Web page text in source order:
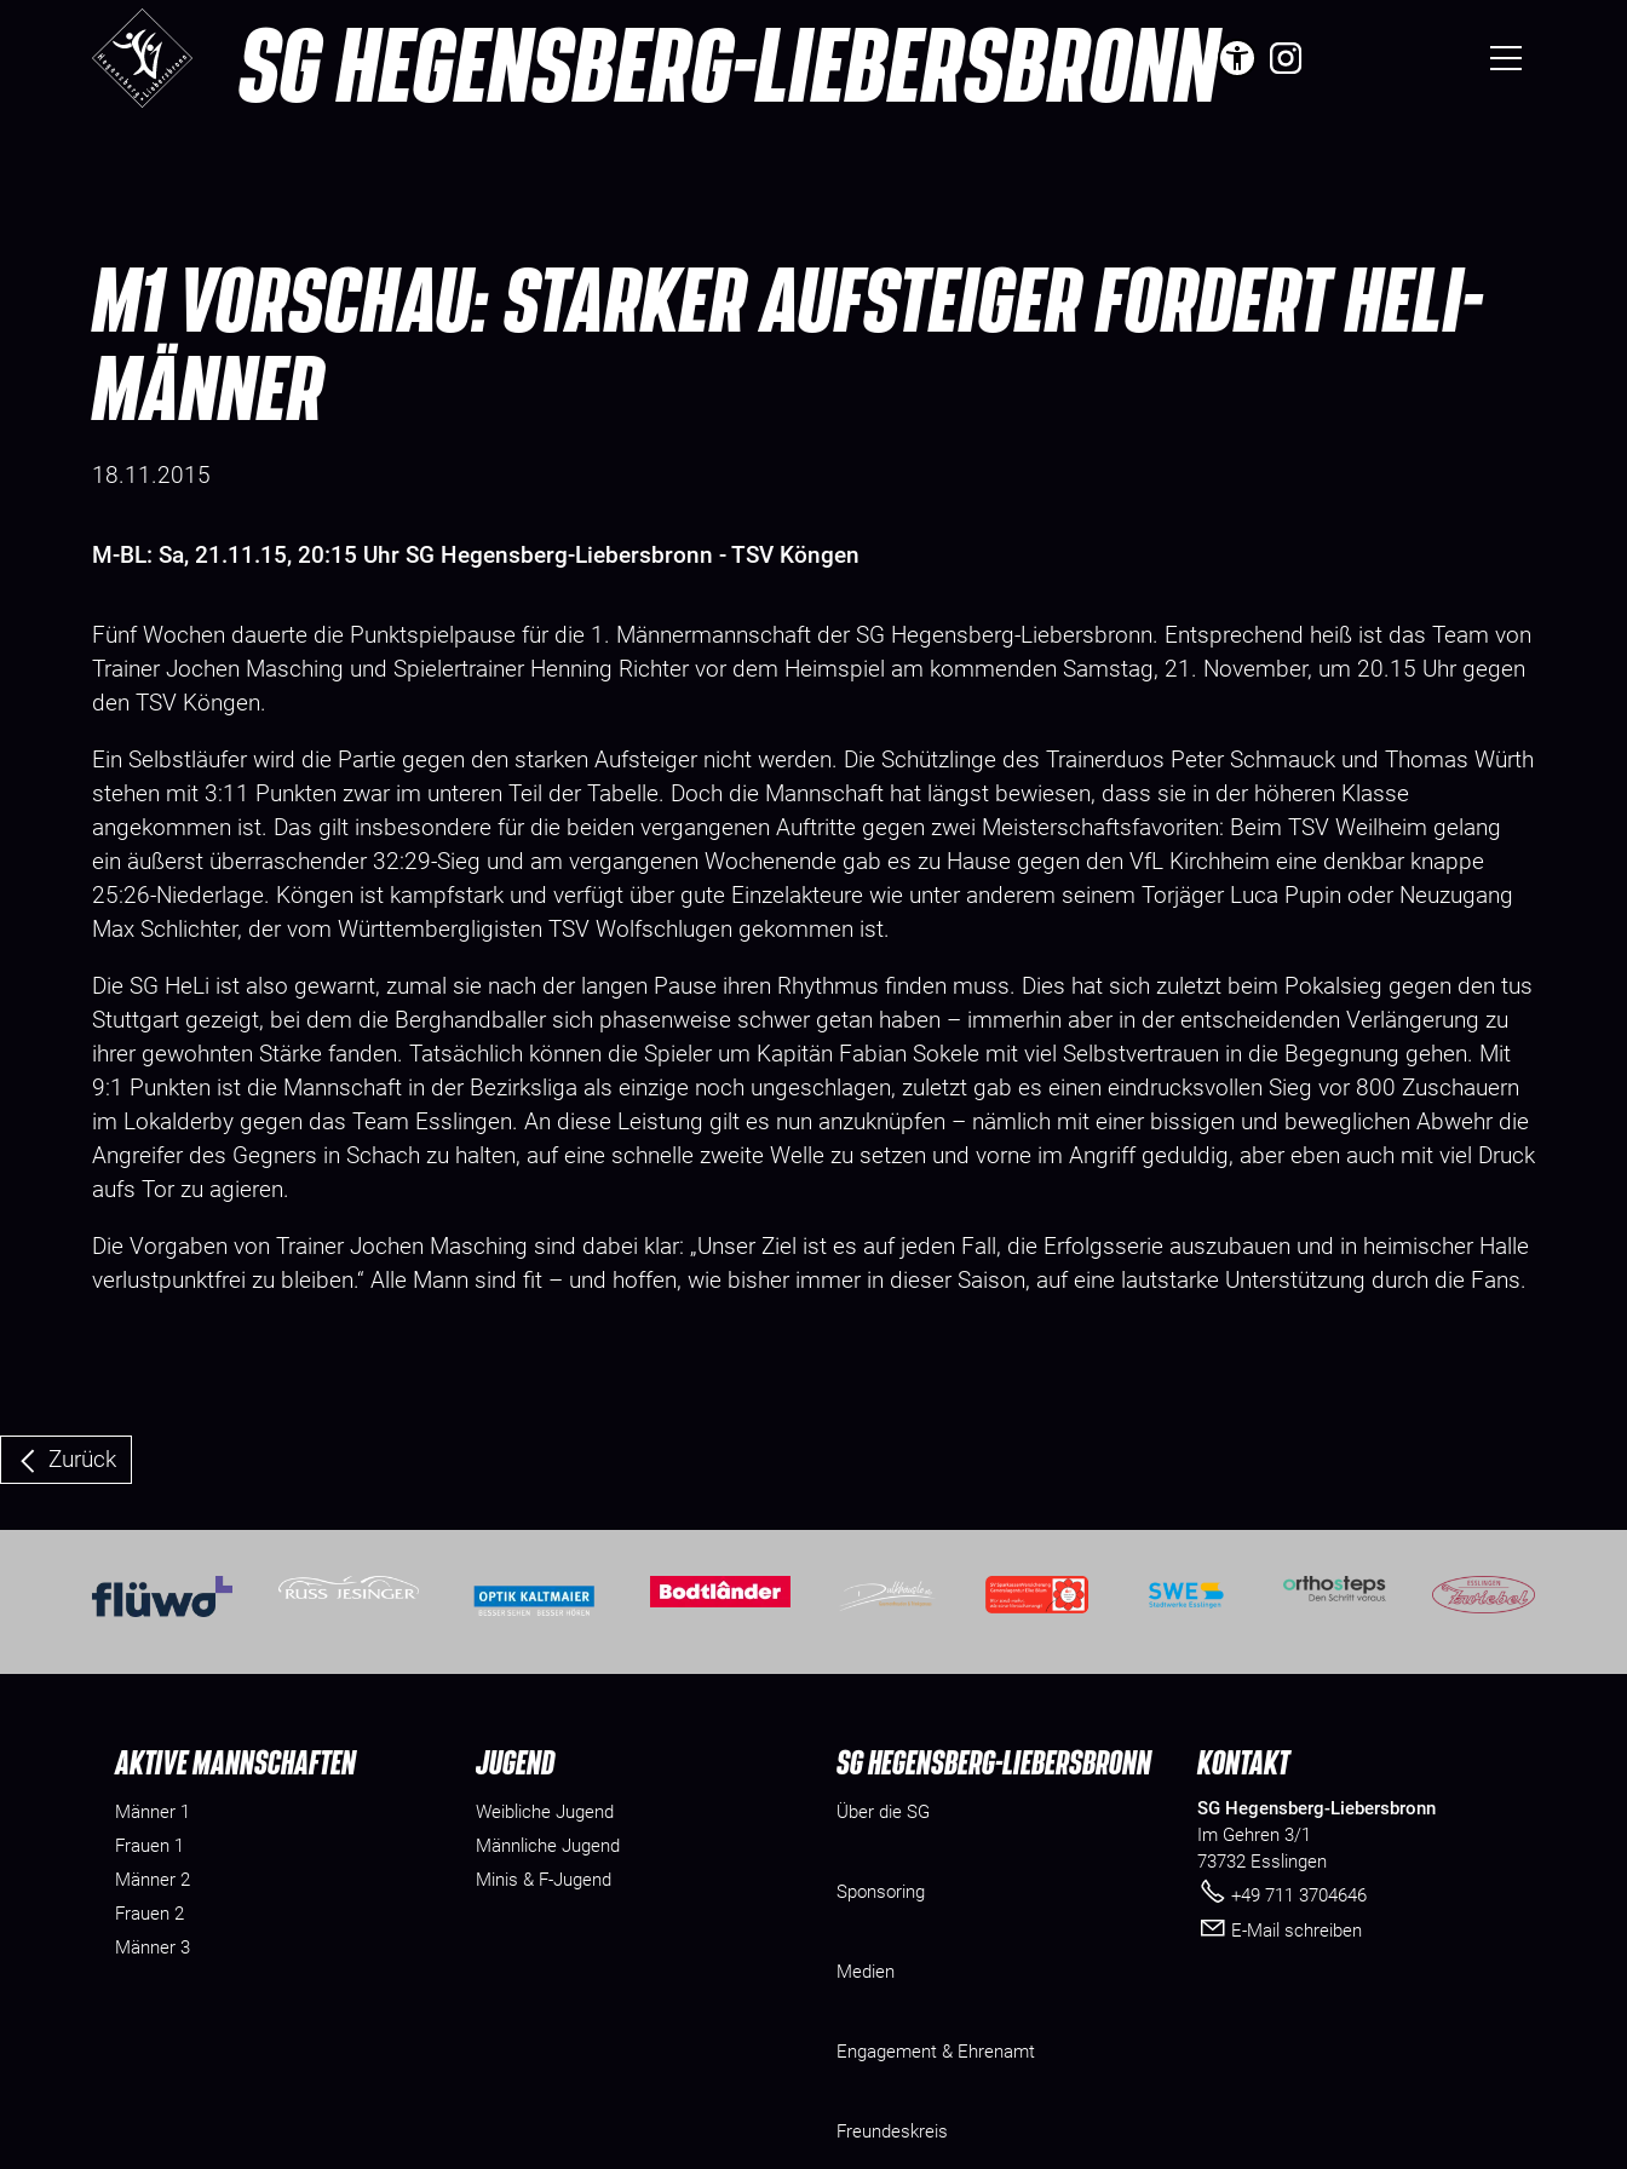
SG HEGENSBERG-LIEBERSBRONN
M1 VORSCHAU: STARKER AUFSTEIGER FORDERT HELI-
MÄNNER
18.11.2015
M-BL: Sa, 21.11.15, 20:15 Uhr SG Hegensberg-Liebersbronn - TSV Köngen
Fünf Wochen dauerte die Punktspielpause für die 1. Männermannschaft der SG Hegensberg-Liebersbronn. Entsprechend heiß ist das Team von
Trainer Jochen Masching und Spielertrainer Henning Richter vor dem Heimspiel am kommenden Samstag, 21. November, um 20.15 Uhr gegen
den TSV Köngen.
Ein Selbstläufer wird die Partie gegen den starken Aufsteiger nicht werden. Die Schützlinge des Trainerduos Peter Schmauck und Thomas Würth
stehen mit 3:11 Punkten zwar im unteren Teil der Tabelle. Doch die Mannschaft hat längst bewiesen, dass sie in der höheren Klasse
angekommen ist. Das gilt insbesondere für die beiden vergangenen Auftritte gegen zwei Meisterschaftsfavoriten: Beim TSV Weilheim gelang
ein äußerst überraschender 32:29-Sieg und am vergangenen Wochenende gab es zu Hause gegen den VfL Kirchheim eine denkbar knappe
25:26-Niederlage. Köngen ist kampfstark und verfügt über gute Einzelakteure wie unter anderem seinem Torjäger Luca Pupin oder Neuzugang
Max Schlichter, der vom Württembergligisten TSV Wolfschlugen gekommen ist.
Die SG HeLi ist also gewarnt, zumal sie nach der langen Pause ihren Rhythmus finden muss. Dies hat sich zuletzt beim Pokalsieg gegen den tus
Stuttgart gezeigt, bei dem die Berghandballer sich phasenweise schwer getan haben – immerhin aber in der entscheidenden Verlängerung zu
ihrer gewohnten Stärke fanden. Tatsächlich können die Spieler um Kapitän Fabian Sokele mit viel Selbstvertrauen in die Begegnung gehen. Mit
9:1 Punkten ist die Mannschaft in der Bezirksliga als einzige noch ungeschlagen, zuletzt gab es einen eindrucksvollen Sieg vor 800 Zuschauern
im Lokalderby gegen das Team Esslingen. An diese Leistung gilt es nun anzuknüpfen – nämlich mit einer bissigen und beweglichen Abwehr die
Angreifer des Gegners in Schach zu halten, auf eine schnelle zweite Welle zu setzen und vorne im Angriff geduldig, aber eben auch mit viel Druck
aufs Tor zu agieren.
Die Vorgaben von Trainer Jochen Masching sind dabei klar: „Unser Ziel ist es auf jeden Fall, die Erfolgsserie auszubauen und in heimischer Halle
verlustpunktfrei zu bleiben.“ Alle Mann sind fit – und hoffen, wie bisher immer in dieser Saison, auf eine lautstarke Unterstützung durch die Fans.
Zurück
AKTIVE MANNSCHAFTEN
Männer 1
Frauen 1
Männer 2
Frauen 2
Männer 3
JUGEND
Weibliche Jugend
Männliche Jugend
Minis & F-Jugend
SG HEGENSBERG-LIEBERSBRONN
Über die SG
Sponsoring
Medien
Engagement & Ehrenamt
Freundeskreis
KONTAKT
SG Hegensberg-Liebersbronn
Im Gehren 3/1
73732 Esslingen
+49 711 3704646
E-Mail schreiben